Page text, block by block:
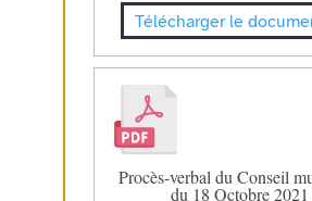
Télécharger le
Procès-verbal du Conseil
du 18 Octobre 2021